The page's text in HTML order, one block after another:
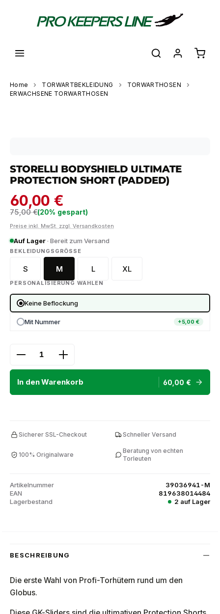
Home TORWARTBEKLEIDUNG
TORWARTHOSEN
ERWACHSENE TORWARTHOSEN
STORELLI BODYSHIELD ULTIMATE
PROTECTION SHORT (PADDED)
60,00 €
Regulärer Preis:
75,00 €(20% gespart)
Preise inkl. MwSt. zzgl. Versandkosten
Auf Lager · Bereit zum Versand
BEKLEIDUNGSGRÖSSE
AUSWÄHLEN
S M L XL
PERSONALISIERUNG WÄHLEN
Keine Beflockung
Mit Nummer +5,00 €
Produkt Anzahl: Gib den gewünschten Wert ein
In den Warenkorb 60,00 €
Sicherer SSL-Checkout Schneller Versand
100% Originalware
Beratung von echten
Torleuten
Artikelnummer
39036941-M
EAN
819638014484
Lagerbestand
2 auf Lager
BESCHREIBUNG
Die erste Wahl von Profi-Torhütern rund um den
Globus.